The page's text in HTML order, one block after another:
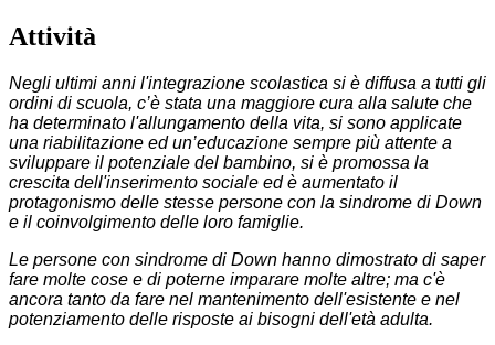
Attività
Negli ultimi anni l'integrazione scolastica si è diffusa a tutti gli
ordini di scuola, c’è stata una maggiore cura alla salute che
ha determinato l'allungamento della vita, si sono applicate
una riabilitazione ed un’educazione sempre più attente a
sviluppare il potenziale del bambino, si è promossa la
crescita dell'inserimento sociale ed è aumentato il
protagonismo delle stesse persone con la sindrome di Down
e il coinvolgimento delle loro famiglie.
Le persone con sindrome di Down hanno dimostrato di saper
fare molte cose e di poterne imparare molte altre; ma c'è
ancora tanto da fare nel mantenimento dell'esistente e nel
potenziamento delle risposte ai bisogni dell'età adulta.